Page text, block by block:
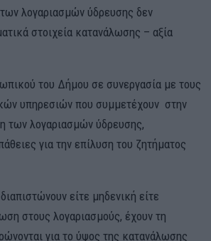
λογαριασμών ύδρευσης δεν
στοιχεία κατανάλωσης – αξία
του Δήμου σε συνεργασία με τους
υπηρεσιών που συμμετέχουν στην
των λογαριασμών ύδρευσης,
για την επίλυση του ζητήματος
είτε μηδενική είτε
στους λογαριασμούς, έχουν τη
για το ύψος της κατανάλωσης